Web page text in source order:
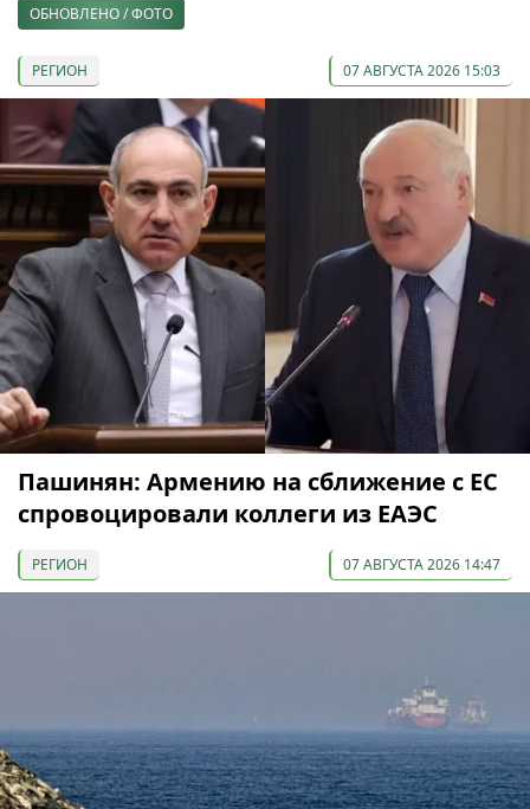
ОБНОВЛЕНО / ФОТО
РЕГИОН 07 АВГУСТА 2026 15:03
Пашинян: Армению на сближение с ЕС
спровоцировали коллеги из ЕАЭС
РЕГИОН 07 АВГУСТА 2026 14:47